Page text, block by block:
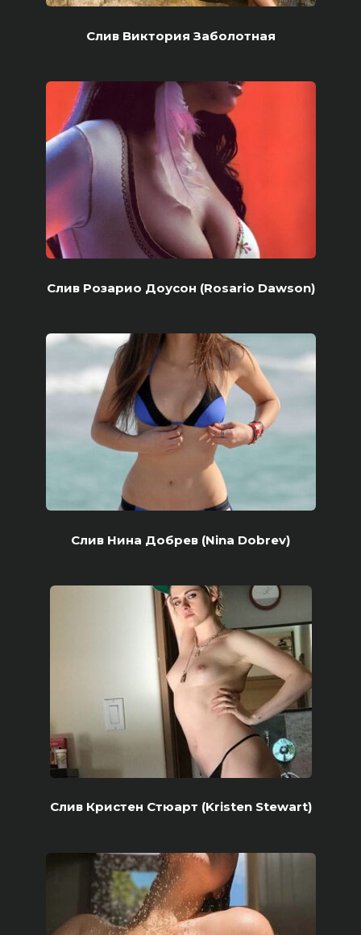
Слив Виктория Заболотная
Слив Розарио Доусон (Rosario Dawson)
Слив Нина Добрев (Nina Dobrev)
Слив Кристен Стюарт (Kristen Stewart)